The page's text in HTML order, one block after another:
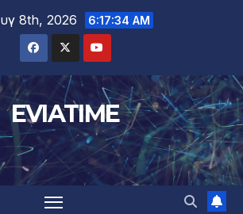
8th, 2026 6:17:35 AM
EVIATIME